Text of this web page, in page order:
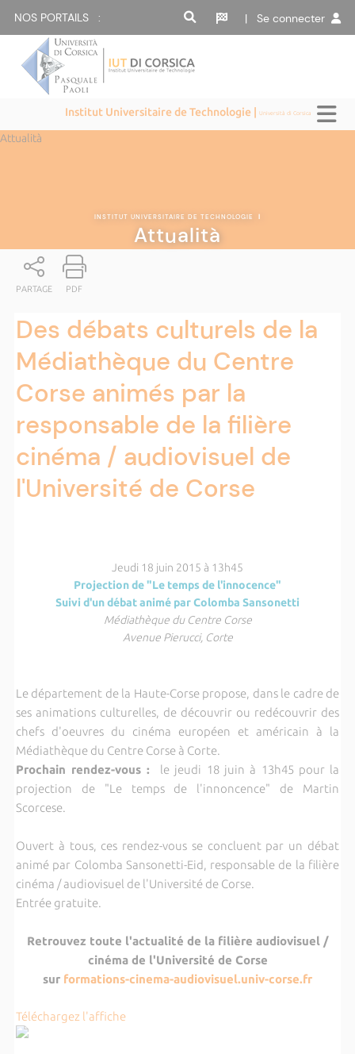
NOS PORTAILS : | Se connecter
Institut Universitaire de Technologie |Università di Corsica
Attualità
INSTITUT UNIVERSITAIRE DE TECHNOLOGIE |
Attualità
PARTAGE PDF
Des débats culturels de la
Médiathèque du Centre
Corse animés par la
responsable de la filière
cinéma / audiovisuel de
l'Université de Corse
Jeudi 18 juin 2015 à 13h45
Projection de "Le temps de l'innocence"
Suivi d'un débat animé par Colomba Sansonetti
Médiathèque du Centre Corse
Avenue Pierucci, Corte
Le département de la Haute-Corse propose, dans le cadre de
ses animations culturelles, de découvrir ou redécouvrir des
chefs d'oeuvres du cinéma européen et américain à la
Médiathèque du Centre Corse à Corte.
Prochain rendez-vous : le jeudi 18 juin à 13h45 pour la
projection de "Le temps de l'innoncence" de Martin
Scorcese.
Ouvert à tous, ces rendez-vous se concluent par un débat
animé par Colomba Sansonetti-Eid, responsable de la filière
cinéma / audiovisuel de l'Université de Corse.
Entrée gratuite.
Retrouvez toute l'actualité de la filière audiovisuel /
cinéma de l'Université de Corse
sur formations-cinema-audiovisuel.univ-corse.fr
Téléchargez l'affiche